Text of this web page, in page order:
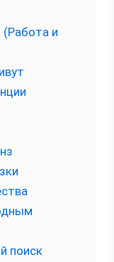
(Работа и
поиск